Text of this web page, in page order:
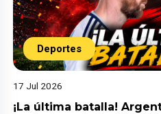
Deportes
17 Jul 2026
¡La última batalla!